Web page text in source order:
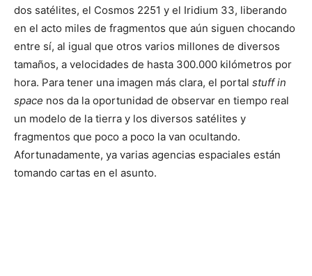
dos satélites, el Cosmos 2251 y el Iridium 33, liberando
en el acto miles de fragmentos que aún siguen chocando
entre sí, al igual que otros varios millones de diversos
tamaños, a velocidades de hasta 300.000 kilómetros por
hora. Para tener una imagen más clara, el portal stuff in
space nos da la oportunidad de observar en tiempo real
un modelo de la tierra y los diversos satélites y
fragmentos que poco a poco la van ocultando.
Afortunadamente, ya varias agencias espaciales están
tomando cartas en el asunto.